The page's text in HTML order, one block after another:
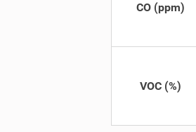
CO (ppm)
VOC (%)